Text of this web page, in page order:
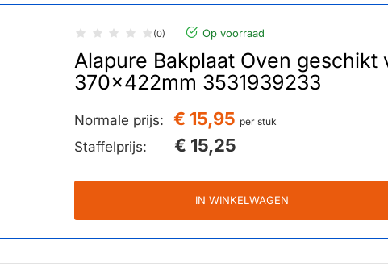
(0) Op voorraad
Alapure Bakplaat Oven geschikt
370x422mm 3531939233
Normale prijs: € 15,95 per stuk
Staffelprijs: € 15,25
IN WINKELWAGEN